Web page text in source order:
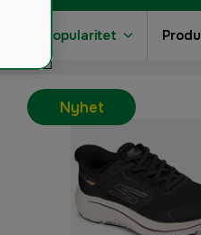
Popularitet
Nyhet